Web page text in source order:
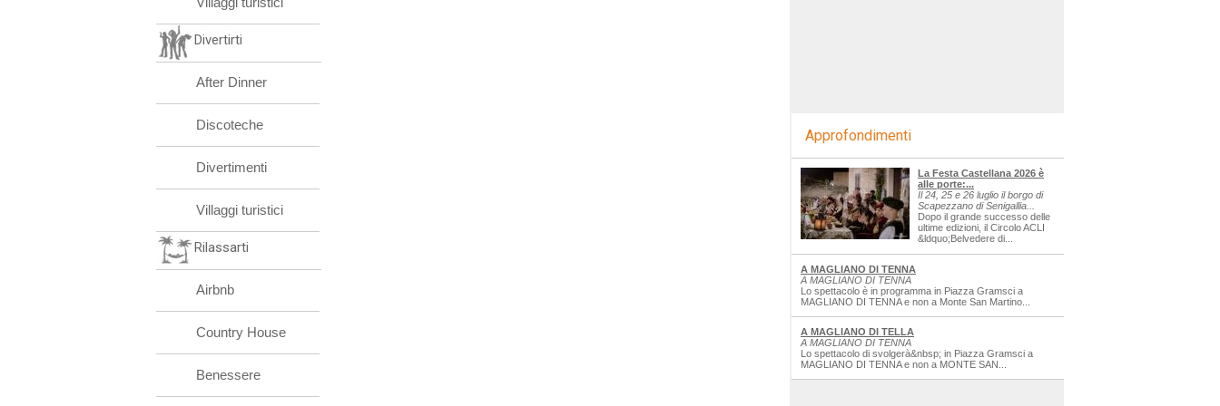
Divertirti
After Dinner
Discoteche
Divertimenti
Villaggi turistici
Rilassarti
Airbnb
Country House
Benessere
Approfondimenti
La Festa Castellana 2026 è
alle porte:...
Il 24, 25 e 26 luglio il borgo di
Scapezzano di Senigallia...
Dopo il grande successo delle
ultime edizioni, il Circolo ACLI
&ldquo;Belvedere di...
A MAGLIANO DI TENNA
A MAGLIANO DI TENNA
Lo spettacolo è in programma in Piazza Gramsci a
MAGLIANO DI TENNA e non a Monte San Martino...
A MAGLIANO DI TELLA
A MAGLIANO DI TENNA
Lo spettacolo di svolgerà&nbsp; in Piazza Gramsci a
MAGLIANO DI TENNA e non a MONTE SAN...